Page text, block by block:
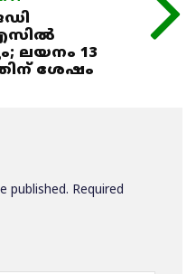
ലയനം 13
ശേഷം
published. Required